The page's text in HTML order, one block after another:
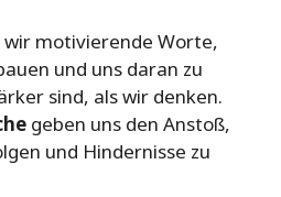
motivierende Worte,
und uns daran zu
sind, als wir denken.
geben uns den Anstoß,
und Hindernisse zu